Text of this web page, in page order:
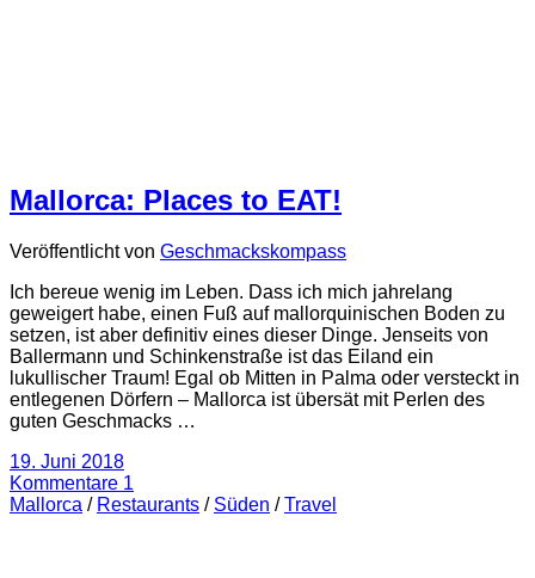
Mallorca: Places to EAT!
Veröffentlicht von Geschmackskompass
Ich bereue wenig im Leben. Dass ich mich jahrelang
geweigert habe, einen Fuß auf mallorquinischen Boden zu
setzen, ist aber definitiv eines dieser Dinge. Jenseits von
Ballermann und Schinkenstraße ist das Eiland ein
lukullischer Traum! Egal ob Mitten in Palma oder versteckt in
entlegenen Dörfern – Mallorca ist übersät mit Perlen des
guten Geschmacks …
19. Juni 2018
Kommentare 1
Mallorca / Restaurants / Süden /Travel